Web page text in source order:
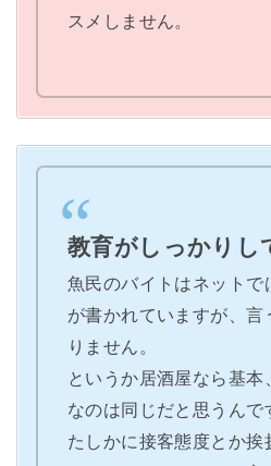
スメしません。
教育がしっかりし
魚民のバイトはネットで
が書かれていますが、言
りません。
というか居酒屋なら基本
なのは同じだと思うんで
たしかに接客態度とか挨